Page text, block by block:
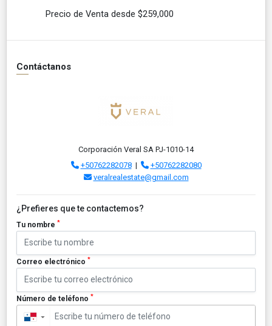
Precio de Venta desde $259,000
Contáctanos
Corporación Veral SA PJ-1010-14
+50762282078|
+50762282080
veralrealestate@gmail.com
¿Prefieres que te contactemos?
Tu nombre *
Correo electrónico *
Número de teléfono *
▼